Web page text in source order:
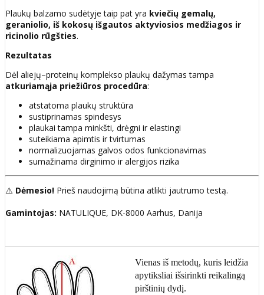
Plaukų balzamo sudėtyje taip pat yra kviečių gemalų,
geraniolio, iš kokosų išgautos aktyviosios medžiagos ir
ricinolio rūgšties.
Rezultatas
Dėl aliejų–proteinų komplekso plaukų dažymas tampa
atkuriamąja priežiūros procedūra:
atstatoma plaukų struktūra
sustiprinamas spindesys
plaukai tampa minkšti, drėgni ir elastingi
suteikiama apimtis ir tvirtumas
normalizuojamas galvos odos funkcionavimas
sumažinama dirginimo ir alergijos rizika
⚠️ Dėmesio! Prieš naudojimą būtina atlikti jautrumo testą.
Gamintojas: NATULIQUE, DK-8000 Aarhus, Danija
Vienas iš metodų, kuris leidžia
apytiksliai išsirinkti reikalingą
pirštinių dydį.